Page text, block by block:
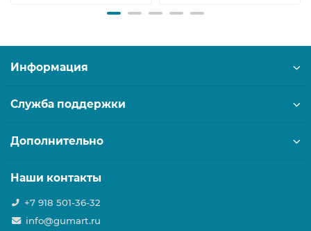
Информация
Служба поддержки
Дополнительно
Наши контакты
+7 918 501-36-32
info@gumart.ru